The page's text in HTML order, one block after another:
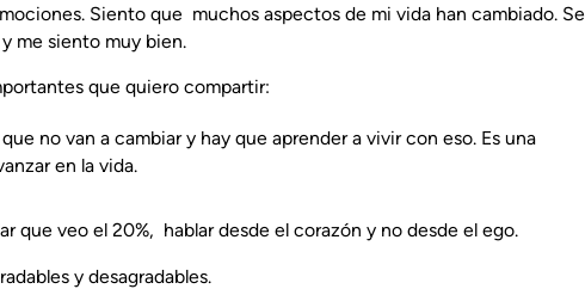
Siento que muchos aspectos de mi vida han cambiado. Se
me siento muy bien.
que quiero compartir:
no van a cambiar y hay que aprender a vivir con eso. Es una
en la vida.
que veo el 20%, hablar desde el corazón y no desde el ego.
y desagradables.